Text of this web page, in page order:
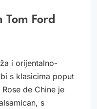
Tom Ford
i orijentalno-
s klasicima poput
de Chine je
s